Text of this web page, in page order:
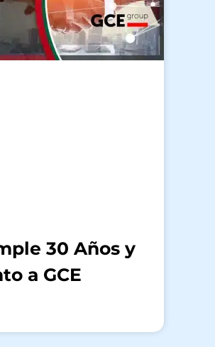
30 Años y
a GCE